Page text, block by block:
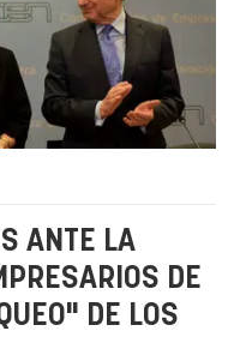
ANTE LA
DE
DE LOS